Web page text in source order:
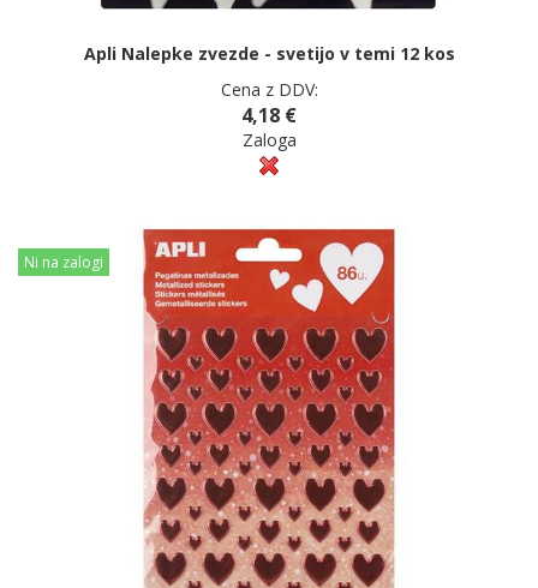
Apli Nalepke zvezde - svetijo v temi 12 kos
Cena z DDV:
4,18 €
Zaloga
Ni na zalogi